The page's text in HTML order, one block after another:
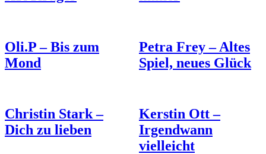
Oli.P – Bis zum
Mond
Petra Frey – Altes
Spiel, neues Glück
Christin Stark –
Dich zu lieben
Kerstin Ott –
Irgendwann
vielleicht